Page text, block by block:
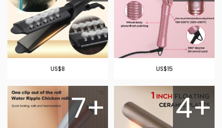
US$8 US$15
7+ 4+